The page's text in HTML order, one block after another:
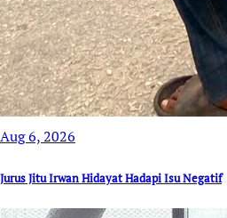
Aug 6, 2026
Jurus Jitu Irwan Hidayat Hadapi Isu Negatif